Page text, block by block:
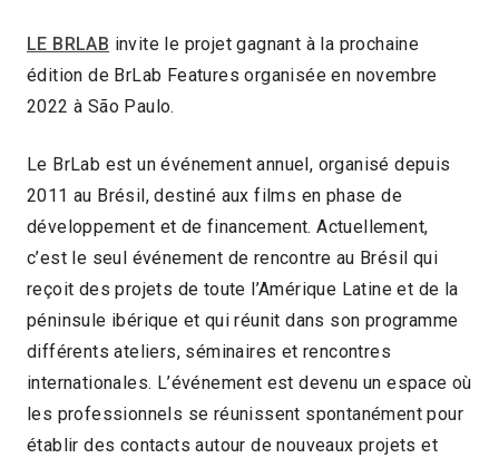
LE BRLAB invite le projet gagnant à la prochaine
édition de BrLab Features organisée en novembre
2022 à São Paulo.
Le BrLab est un événement annuel, organisé depuis
2011 au Brésil, destiné aux films en phase de
développement et de financement. Actuellement,
c’est le seul événement de rencontre au Brésil qui
reçoit des projets de toute l’Amérique Latine et de la
péninsule ibérique et qui réunit dans son programme
différents ateliers, séminaires et rencontres
internationales. L’événement est devenu un espace où
les professionnels se réunissent spontanément pour
établir des contacts autour de nouveaux projets et